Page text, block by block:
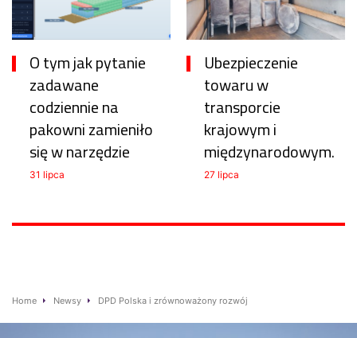
O tym jak pytanie
zadawane
codziennie na
pakowni zamieniło
się w narzędzie
31 lipca
Ubezpieczenie
towaru w
transporcie
krajowym i
międzynarodowym.
27 lipca
Home Newsy DPD Polska i zrównoważony rozwój